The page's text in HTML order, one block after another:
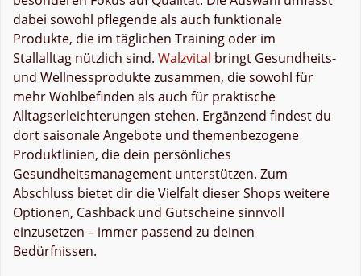
dabei sowohl pflegende als auch funktionale
Produkte, die im täglichen Training oder im
Stallalltag nützlich sind. Walzvital bringt Gesundheits-
und Wellnessprodukte zusammen, die sowohl für
mehr Wohlbefinden als auch für praktische
Alltagserleichterungen stehen. Ergänzend findest du
dort saisonale Angebote und themenbezogene
Produktlinien, die dein persönliches
Gesundheitsmanagement unterstützen. Zum
Abschluss bietet dir die Vielfalt dieser Shops weitere
Optionen, Cashback und Gutscheine sinnvoll
einzusetzen – immer passend zu deinen
Bedürfnissen.